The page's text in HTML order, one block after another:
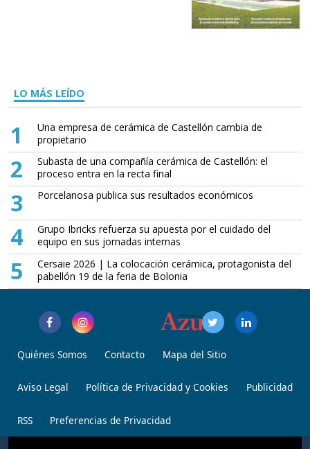
LO MÁS LEÍDO
1
Una empresa de cerámica de Castellón cambia de
propietario
2
Subasta de una compañía cerámica de Castellón: el
proceso entra en la recta final
3 Porcelanosa publica sus resultados económicos
4
Grupo Ibricks refuerza su apuesta por el cuidado del
equipo en sus jornadas internas
5
Cersaie 2026 | La colocación cerámica, protagonista del
pabellón 19 de la feria de Bolonia
Quiénes Somos Contacto Mapa del Sitio
Aviso Legal Política de Privacidad y Cookies Publicidad
RSS Preferencias de Privacidad